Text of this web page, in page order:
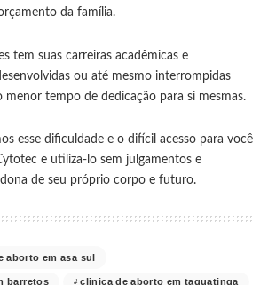
da família.
tem suas carreiras acadêmicas e
ou até mesmo interrompidas
menor tempo de dedicação para si mesmas.
esse dificuldade e o difícil acesso para você
e utiliza-lo sem julgamentos e
de seu próprio corpo e futuro.
aborto em asa sul
barretos clinica de aborto em taguatinga